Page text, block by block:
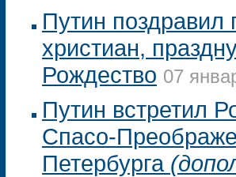
Путин поздравил
христиан,
Рождество 07
Путин встретил
Спасо-
Петербурга